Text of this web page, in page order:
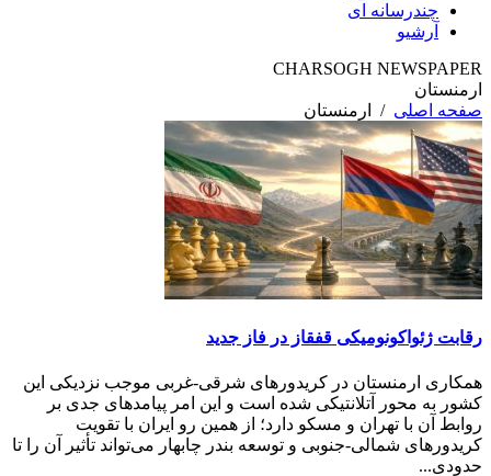
چندرسانه ای
آرشیو
CHARSOGH NEWSPAPER
ارمنستان
صفحه اصلی / ارمنستان
رقابت ژئواکونومیکی قفقاز در فاز جدید
همکاری ارمنستان در کریدورهای شرقی-غربی موجب نزدیکی این
کشور به محور آتلانتیکی شده است و این امر پیامدهای جدی بر
روابط آن با تهران و مسکو دارد؛ از همین رو ایران با تقویت
کریدورهای شمالی-جنوبی و توسعه بندر چابهار می‌تواند تأثیر آن را تا
حدودی...